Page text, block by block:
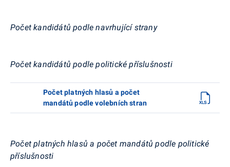
Počet kandidátů podle navrhující strany
Počet kandidátů podle politické příslušnosti
Počet platných hlasů a počet
mandátů podle volebních stran
Počet platných hlasů a počet mandátů podle politické
příslušnosti